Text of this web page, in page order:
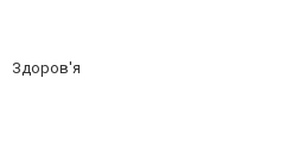
Здоров'я